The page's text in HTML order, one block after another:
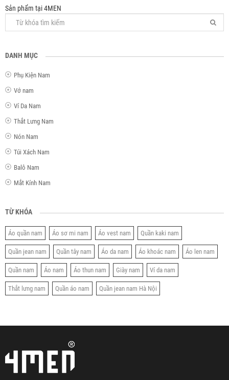
Sản phẩm tại 4MEN
DANH MỤC
Phụ Kiện Nam
Vớ nam
Ví Da Nam
Thắt Lưng Nam
Nón Nam
Túi Xách Nam
Balô Nam
Mắt Kính Nam
TỪ KHÓA
Áo quần nam Áo sơ mi nam Áo vest nam Quần kaki nam
Quần jean nam Quần tây nam Áo da nam Áo khoác nam Áo len nam
Quần nam Áo nam Áo thun nam Giày nam Ví da nam
Thắt lưng nam Quần áo nam Quần jean nam Hà Nội